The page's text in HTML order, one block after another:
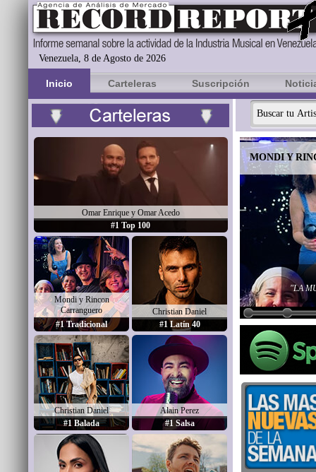
Venezuela, 8 de Agosto de 2026
Inicio Carteleras Suscripción
Omar Enrique y Omar Acedo
#1 Top 100
Mondi y Rincon
Carranguero
#1 Tradicional
Christian Daniel
#1 Latín 40
Christian Daniel
#1 Balada
Alain Perez
#1 Salsa
MONDI Y
"LA